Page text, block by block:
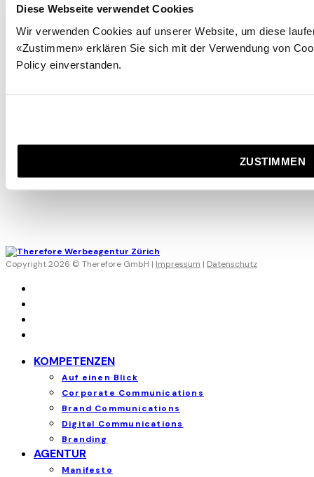
Diese Webseite verwendet Cookies
Wir verwenden Cookies auf unserer Website, um diese
«Zustimmen» erklären Sie sich mit der Verwendung von
Policy einverstanden.
ZUSTIMMEN
Ihren Brand zu schärfen und weiterzuentwickeln.
Copyright 2026 © Therefore GmbH | Impressum | Datenschutz
KOMPETENZEN
Auf einen Blick
Corporate Communications
Brand Communications
Digital Communications
Branding
AGENTUR
Manifesto